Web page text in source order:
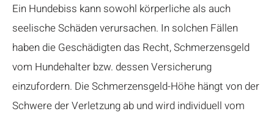
Ein Hundebiss kann sowohl körperliche als auch
seelische Schäden verursachen. In solchen Fällen
haben die Geschädigten das Recht, Schmerzensgeld
vom Hundehalter bzw. dessen Versicherung
einzufordern. Die Schmerzensgeld-Höhe hängt von der
Schwere der Verletzung ab und wird individuell vom